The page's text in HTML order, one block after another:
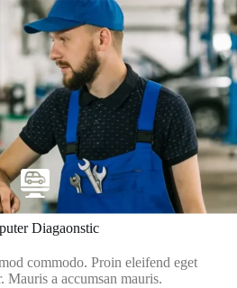
Diagaonstic
commodo. Proin eleifend eget
Mauris a accumsan mauris.